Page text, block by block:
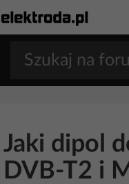
Jaki dipol
DVB-T2 i